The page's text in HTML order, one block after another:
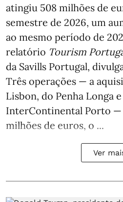
atingiu 508 milhões de
semestre de 2026, um
ao mesmo período de
relatório Tourism
da Savills Portugal,
Três operações — a
Lisbon, do Penha Longa
InterContinental Porto
milhões de euros, o ...
Ver